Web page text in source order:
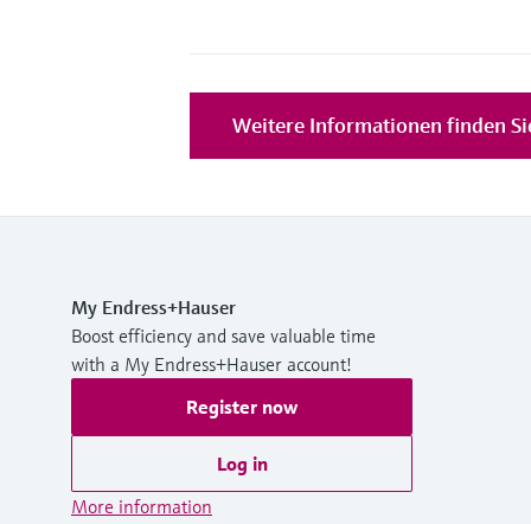
Weitere Informationen finden
My Endress+Hauser
Boost efficiency and save valuable time
with a My Endress+Hauser account!
Register now
Log in
More information